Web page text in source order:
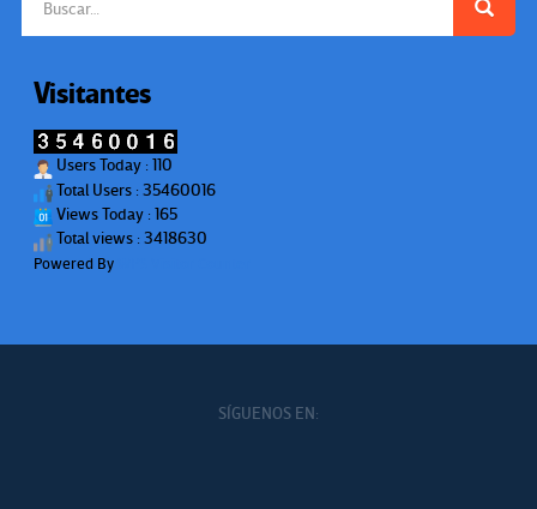
Visitantes
Users Today : 110
Total Users : 35460016
Views Today : 165
Total views : 3418630
Powered By
SÍGUENOS EN: